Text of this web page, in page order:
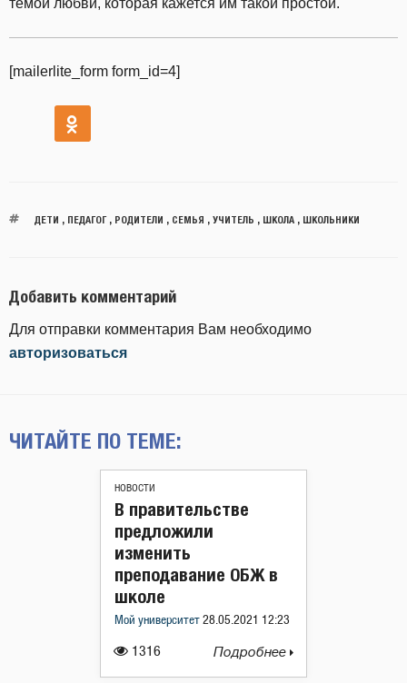
[mailerlite_form form_id=4]
ДЕТИ ПЕДАГОГ, РОДИТЕЛИ СЕМЬЯ УЧИТЕЛЬ ШКОЛА, ШКОЛЬНИКИ
Добавить комментарий
Для отправки комментария Вам необходимо
авторизоваться
ЧИТАЙТЕ ПО ТЕМЕ:
НОВОСТИ
1316
В правительстве
предложили
изменить
преподавание ОБЖ в
школе
Мой университет 28.05.2021 12:23
Подробнее